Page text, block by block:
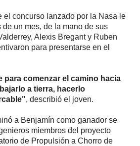
el concurso lanzado por la Nasa le
de un mes, de la mano de sus
Alexis Bregant y Ruben
para presentarse en el
para comenzar el camino hacia
a tierra, hacerlo
, describió el joven.
a Benjamín como ganador se
miembros del proyecto
de Propulsión a Chorro de